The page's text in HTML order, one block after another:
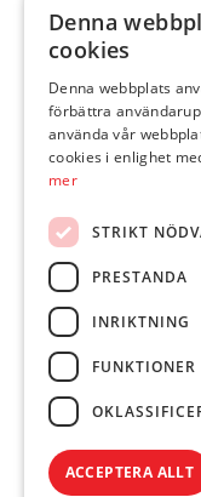
Denna
cookies
Denna webbplats
förbättra
använda vår
cookies i enlighet
mer
STRIKT
PRESTANDA
INRIKTNING
FUNKTIONER
ACCEPTERA ALLT